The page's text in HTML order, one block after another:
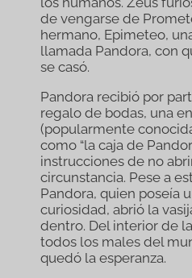
de vengarse de
hermano, Epimeteo,
llamada Pandora, con
se casó.
Pandora recibió por
regalo de bodas, una
(popularmente
como “la caja de
instrucciones de no
circunstancia. Pese a
Pandora, quien poseía
curiosidad, abrió la
dentro. Del interior de
todos los males del
quedó la esperanza.